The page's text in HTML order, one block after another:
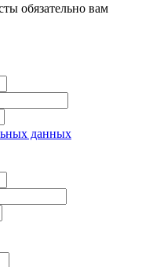
обязательно вам
данных